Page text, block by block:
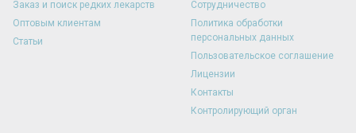
Заказ и поиск редких лекарств
Оптовым клиентам
Статьи
Сотрудничество
Политика обработки
персональных данных
Пользовательское соглашение
Лицензии
Контакты
Контролирующий орган